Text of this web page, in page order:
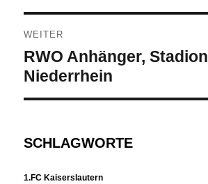
WEITER
Nächster
Beitrag:
RWO Anhänger, Stadion
Niederrhein
SCHLAGWORTE
1.FC Kaiserslautern